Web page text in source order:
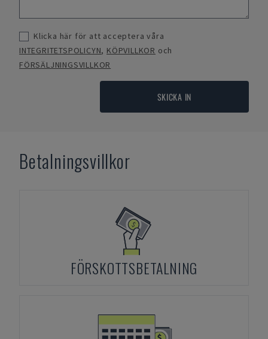
Klicka här för att acceptera våra
INTEGRITETSPOLICYN, KÖPVILLKOR och
FÖRSÄLJNINGSVILLKOR
SKICKA IN
Betalningsvillkor
FÖRSKOTTSBETALNING